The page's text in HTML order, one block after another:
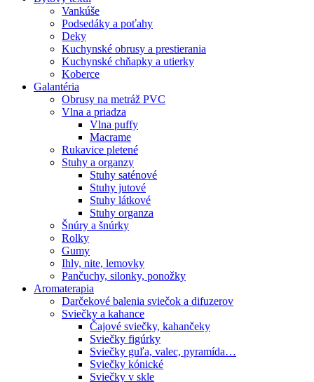
Vankúše
Podsedáky a poťahy
Deky
Kuchynské obrusy a prestierania
Kuchynské chňapky a utierky
Koberce
Galantéria
Obrusy na metráž PVC
Vlna a priadza
Vlna puffy
Macrame
Rukavice pletené
Stuhy a organzy
Stuhy saténové
Stuhy jutové
Stuhy látkové
Stuhy organza
Šnúry a šnúrky
Rolky
Gumy
Ihly, nite, lemovky
Pančuchy, silonky, ponožky
Aromaterapia
Darčekové balenia sviečok a difuzerov
Sviečky a kahance
Čajové sviečky, kahančeky
Sviečky figúrky
Sviečky guľa, valec, pyramída…
Sviečky kónické
Sviečky v skle